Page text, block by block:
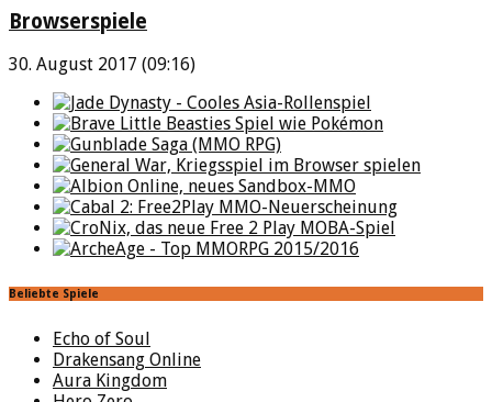
Browserspiele
30. August 2017 (09:16)
Beliebte Spiele
Echo of Soul
Drakensang Online
Aura Kingdom